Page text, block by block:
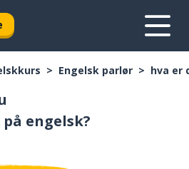
Engelsk parlør hva er
på engelsk?